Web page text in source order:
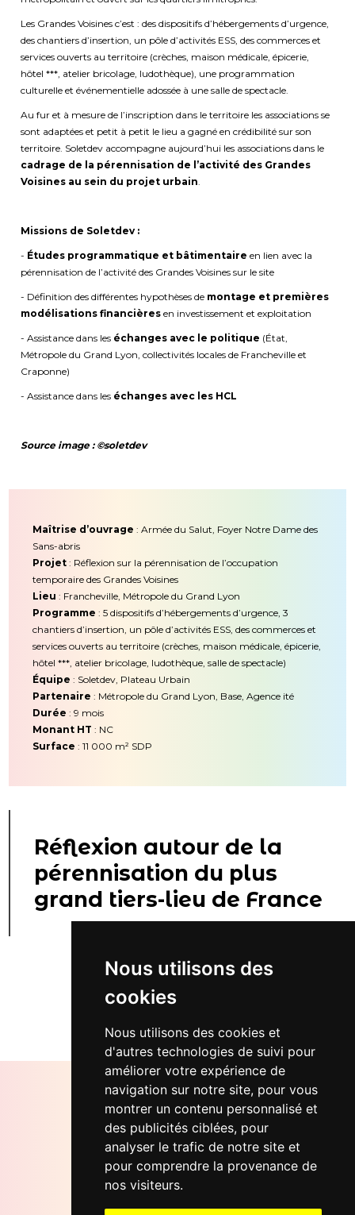
Nous utilisons des
cookies
Nous utilisons des cookies et
d'autres technologies de suivi pour
améliorer votre expérience de
navigation sur notre site, pour vous
montrer un contenu personnalisé et
des publicités ciblées, pour
analyser le trafic de notre site et
pour comprendre la provenance de
nos visiteurs.
Les Grandes Voisines c’est : des dispositifs d’hébergements d’urgence,
des chantiers d’insertion, un pôle d’activités ESS, des commerces et
services ouverts au territoire (crèches, maison médicale, épicerie,
hôtel ***, atelier bricolage, ludothèque), une programmation
culturelle et événementielle adossée à une salle de spectacle.
Au fur et à mesure de l’inscription dans le territoire les associations se
sont adaptées et petit à petit le lieu a gagné en crédibilité sur son
territoire. Soletdev accompagne aujourd’hui les associations dans le
cadrage de la pérennisation de l’activité des Grandes
Voisines au sein du projet urbain.
Missions de Soletdev :
- Études programmatique et bâtimentaire en lien avec la
pérennisation de l’activité des Grandes Voisines sur le site
- Définition des différentes hypothèses de montage et premières
modélisations financières en investissement et exploitation
- Assistance dans les échanges avec le politique (État,
Métropole du Grand Lyon, collectivités locales de Francheville et
Craponne)
- Assistance dans les échanges avec les HCL
Source image : ©soletdev
Maîtrise d’ouvrage : Armée du Salut, Foyer Notre Dame des
Sans-abris
Projet : Réflexion sur la pérennisation de l’occupation
temporaire des Grandes Voisines
Lieu : Francheville, Métropole du Grand Lyon
Programme : 5 dispositifs d’hébergements d’urgence, 3
chantiers d’insertion, un pôle d’activités ESS, des commerces et
services ouverts au territoire (crèches, maison médicale, épicerie,
hôtel ***, atelier bricolage, ludothèque, salle de spectacle)
Équipe : Soletdev, Plateau Urbain
Partenaire : Métropole du Grand Lyon, Base, Agence ité
Durée : 9 mois
Monant HT : NC
Surface : 11 000 m² SDP
Réflexion autour de la
pérennisation du plus
grand tiers-lieu de France
Retour...
Bureaux Soletdev
12 rue d'Oran, 75018 Paris
Email
contact@soletdev.fr